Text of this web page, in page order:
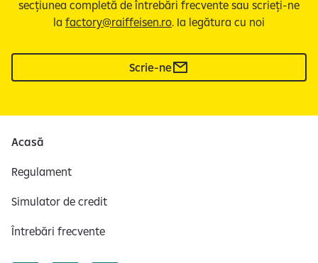
secțiunea completă de întrebări frecvente sau scrieți-ne
la factory@raiffeisen.ro. Ia legătura cu noi
Scrie-ne
Acasă
Regulament
Simulator de credit
Întrebări frecvente